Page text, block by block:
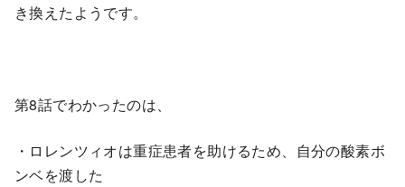
き換えたようです。
第8話でわかったのは、
・ロレンツィオは重症患者を助けるため、自分の酸素ボ
ンベを渡した